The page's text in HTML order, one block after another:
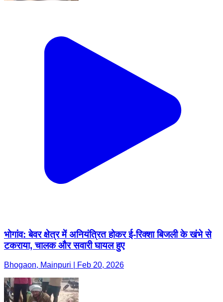
भोगांव: बेवर क्षेत्र में अनियंत्रित होकर ई-रिक्शा बिजली के खंभे से
टकराया, चालक और सवारी घायल हुए
Bhogaon, Mainpuri | Feb 20, 2026